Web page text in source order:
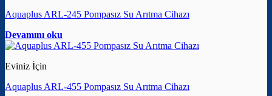
Aquaplus ARL-245 Pompasız Su Arıtma Cihazı
Devamını oku
Eviniz İçin
Aquaplus ARL-455 Pompasız Su Arıtma Cihazı